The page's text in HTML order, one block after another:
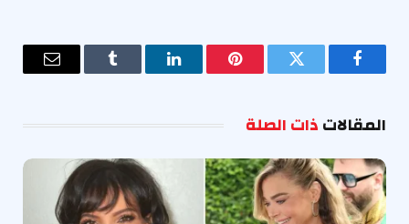
فيسبوك تويتر بينتيريستلينكدإن Tumblr
البريد
المقالاتذات الصلة